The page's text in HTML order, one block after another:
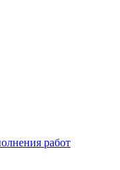
работ